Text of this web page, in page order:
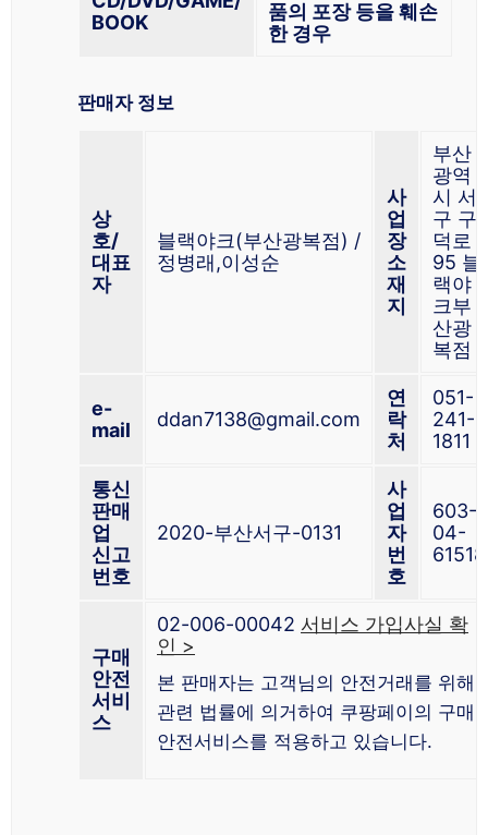
BOOK
품의 포장 등을 훼손
한 경우
판매자 정보
상
호/
대표
자
블랙야크(부산광복점) /
정병래,이성순
사
업
장
소
재
지
부산
광역
시 서
구 구
덕로
95 블
랙야
크부
산광
복점
e-
mail
ddan7138@gmail.com
연
락
처
051-
241-
1811
통신
판매
업
신고
번호
2020-부산서구-0131
사
업
자
번
호
603-
04-
61518
구매
안전
서비
스
02-006-00042 서비스 가입사실 확
인 >
본 판매자는 고객님의 안전거래를 위해
관련 법률에 의거하여 쿠팡페이의 구매
안전서비스를 적용하고 있습니다.